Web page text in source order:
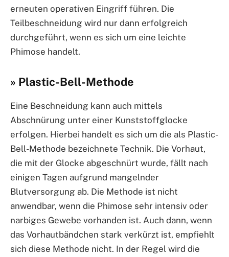
erneuten operativen Eingriff führen. Die
Teilbeschneidung wird nur dann erfolgreich
durchgeführt, wenn es sich um eine leichte
Phimose handelt.
» Plastic-Bell-Methode
Eine Beschneidung kann auch mittels
Abschnürung unter einer Kunststoffglocke
erfolgen. Hierbei handelt es sich um die als Plastic-
Bell-Methode bezeichnete Technik. Die Vorhaut,
die mit der Glocke abgeschnürt wurde, fällt nach
einigen Tagen aufgrund mangelnder
Blutversorgung ab. Die Methode ist nicht
anwendbar, wenn die Phimose sehr intensiv oder
narbiges Gewebe vorhanden ist. Auch dann, wenn
das Vorhautbändchen stark verkürzt ist, empfiehlt
sich diese Methode nicht. In der Regel wird die